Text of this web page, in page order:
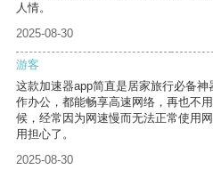
人情。
2025-08-30
游客
这款加速器app简直是居家旅行必备
作办公，都能畅享高速网络，再也不
候，经常因为网速慢而无法正常使用
用担心了。
2025-08-30